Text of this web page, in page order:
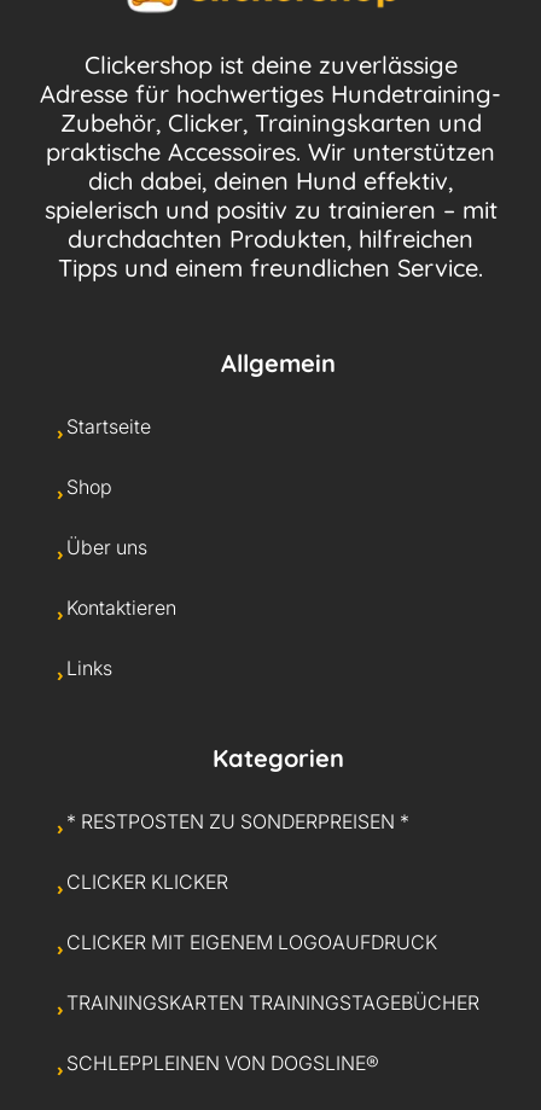
Clickershop ist deine zuverlässige
Adresse für hochwertiges Hundetraining-
Zubehör, Clicker, Trainingskarten und
praktische Accessoires. Wir unterstützen
dich dabei, deinen Hund effektiv,
spielerisch und positiv zu trainieren – mit
durchdachten Produkten, hilfreichen
Tipps und einem freundlichen Service.
Allgemein
Startseite
Shop
Über uns
Kontaktieren
Links
Kategorien
* RESTPOSTEN ZU SONDERPREISEN *
CLICKER KLICKER
CLICKER MIT EIGENEM LOGOAUFDRUCK
TRAININGSKARTEN TRAININGSTAGEBÜCHER
SCHLEPPLEINEN VON DOGSLINE®